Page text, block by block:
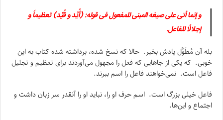
و إنما أتى على صیغه المبنى للمفعول فی قوله: (أُیِّد و قُیِّد) تعظیماً و
إجلالًا للفاعل.
بله آن مُطَوَّل یادش بخیر. حالا که نسخ شده، برداشته شده کتاب به این
خوبی. که یکی از جاهایی که فعل را مجهول می‌آوردند برای تعظیم و تجلیل
فاعل است. نمی‌خواهند فاعل را اسم ببرند.
فاعل خیلی بزرگ است. اسم حرف او را، نباید او را آنقدر سر زبان داشت و
اجتماع و این‌ها.